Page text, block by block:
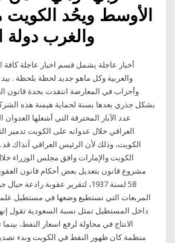
الأوسط ويحُد
والغرب دولة
أخبار عاجلة يشمل قسم اخبار عاجلة كافة
والعربية وكل ماهو جديد لحظة بلحظة . بيد
بشكل جذري بعدها بسنة لحماية هيمنة هذه
عدد الآبار المحترقة التي أشعلها
العراقي خلال عدوانه على الكويت تدمير
الكويت، وذلك لأن الرئيس العراقي آنذاك قد
الكويت والإمارات وافق مجلس الوزراء
مشروع قانون بتعديل بعض أحكام قانون
58 لسنة 1937، لتقرير عقوبة
المربعات التي نستطيع وضعها في مستطيل
الانتاج في محاولة لرفع اسعار النفط،